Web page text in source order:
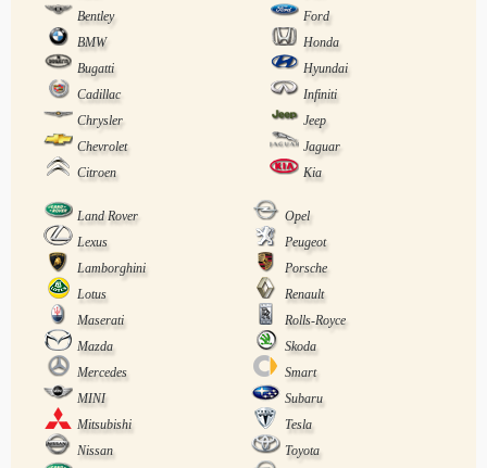
Bentley
Ford
BMW
Honda
Bugatti
Hyundai
Cadillac
Infiniti
Chrysler
Jeep
Chevrolet
Jaguar
Citroen
Kia
Land Rover
Opel
Lexus
Peugeot
Lamborghini
Porsche
Lotus
Renault
Maserati
Rolls-Royce
Mazda
Skoda
Mercedes
Smart
MINI
Subaru
Mitsubishi
Tesla
Nissan
Toyota